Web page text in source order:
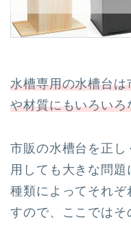
水槽専用の水槽台
や材質にもいろい
市販の水槽台を正
用しても大きな問題
種類によってそれぞ
すので、ここではそ